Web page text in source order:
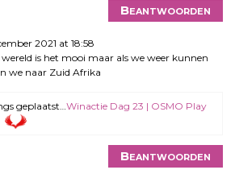
Beantwoorden
2021 at 18:58
wereld is het mooi maar als we weer kunnen
we naar Zuid Afrika
geplaatst… Winactie Dag 23 | OSMO Play
Beantwoorden